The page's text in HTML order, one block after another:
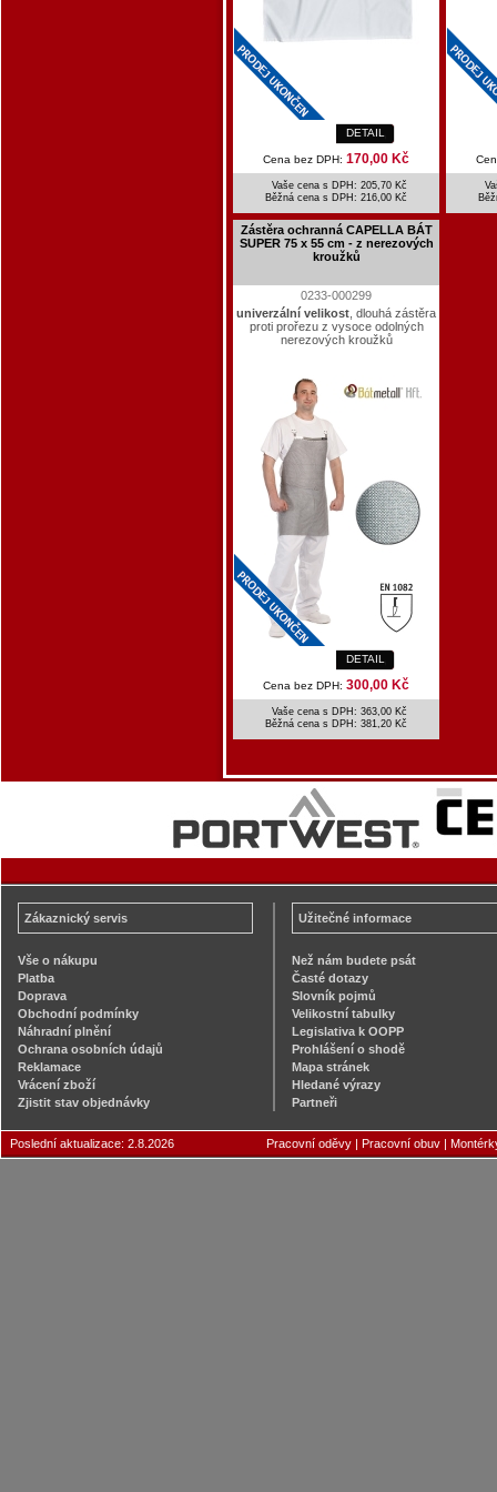
DETAIL
Cena bez DPH: 170,00 Kč
Vaše cena s DPH: 205,70 Kč
Běžná cena s DPH: 216,00 Kč
Zástěra ochranná CAPELLA BÁT
SUPER 75 x 55 cm - z nerezových
kroužků
0233-000299
univerzální velikost , dlouhá zástěra
proti prořezu z vysoce odolných
nerezových kroužků
DETAIL
Cena bez DPH: 300,00 Kč
Vaše cena s DPH: 363,00 Kč
Běžná cena s DPH: 381,20 Kč
Zákaznický servis
Vše o nákupu
Platba
Doprava
Obchodní podmínky
Náhradní plnění
Ochrana osobních údajů
Reklamace
Vrácení zboží
Zjistit stav objednávky
Užitečné informace
Než nám budete psát
Časté dotazy
Slovník pojmů
Velikostní tabulky
Legislativa k OOPP
Prohlášení o shodě
Mapa stránek
Hledané výrazy
Partneři
Poslední aktualizace: 2.8.2026 Pracovní oděvy | Pracovní obuv |